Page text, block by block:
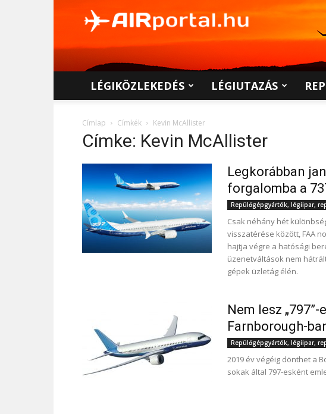
LÉGIKÖZLEKEDÉS LÉGIUTAZÁS
Címlap Címkék Kevin McAllister
Címke: Kevin McAllister
Legkorábban
forgalomba a
Repülőgépgyártók, légiipar,
Csak néhány hét
visszatérése között, FAA
hajtja végre a hatósági
üzenetváltások nem
gépek üzletág élén.
Nem lesz
Farnborough-
Repülőgépgyártók, légiipar,
2019 év végéig dönthet a
sokak által 797-esként